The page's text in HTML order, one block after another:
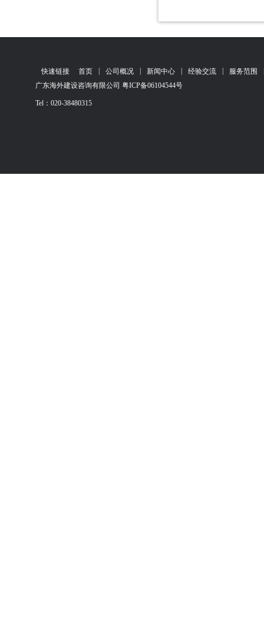
快速链接 首页 | 公司概况 | 新闻中心 | 经验交流 | 服务范围
广东海外建设咨询有限公司 粤ICP备06104544号
Tel：020-38480315